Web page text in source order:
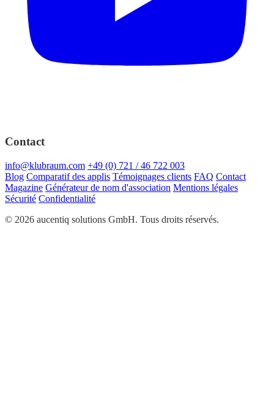
Contact
info@klubraum.com +49 (0) 721 / 46 722 003
Blog Comparatif des applis Témoignages clients FAQ Contact
Magazine Générateur de nom d'association Mentions légales
Sécurité Confidentialité
© 2026 aucentiq solutions GmbH. Tous droits réservés.